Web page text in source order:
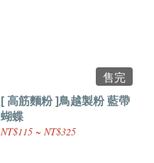
售完
[ 高筋麵粉 ]鳥越製粉 藍帶
蝴蝶
NT$115 ~ NT$325